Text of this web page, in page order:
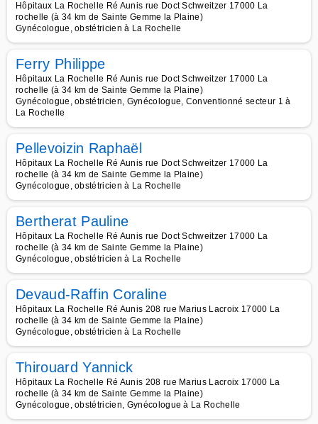
Hôpitaux La Rochelle Ré Aunis rue Doct Schweitzer 17000 La
rochelle (à 34 km de Sainte Gemme la Plaine)
Gynécologue, obstétricien à La Rochelle
Ferry Philippe
Hôpitaux La Rochelle Ré Aunis rue Doct Schweitzer 17000 La
rochelle (à 34 km de Sainte Gemme la Plaine)
Gynécologue, obstétricien, Gynécologue, Conventionné secteur 1 à
La Rochelle
Pellevoizin Raphaël
Hôpitaux La Rochelle Ré Aunis rue Doct Schweitzer 17000 La
rochelle (à 34 km de Sainte Gemme la Plaine)
Gynécologue, obstétricien à La Rochelle
Bertherat Pauline
Hôpitaux La Rochelle Ré Aunis rue Doct Schweitzer 17000 La
rochelle (à 34 km de Sainte Gemme la Plaine)
Gynécologue, obstétricien à La Rochelle
Devaud-Raffin Coraline
Hôpitaux La Rochelle Ré Aunis 208 rue Marius Lacroix 17000 La
rochelle (à 34 km de Sainte Gemme la Plaine)
Gynécologue, obstétricien à La Rochelle
Thirouard Yannick
Hôpitaux La Rochelle Ré Aunis 208 rue Marius Lacroix 17000 La
rochelle (à 34 km de Sainte Gemme la Plaine)
Gynécologue, obstétricien, Gynécologue à La Rochelle